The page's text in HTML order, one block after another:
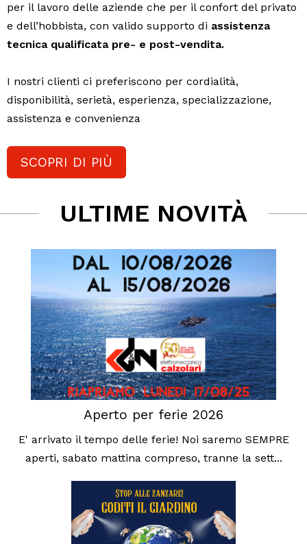
per il lavoro delle aziende che per il confort del privato
e dell’hobbista, con valido supporto di assistenza
tecnica qualificata pre- e post-vendita.
I nostri clienti ci preferiscono per cordialità,
disponibilità, serietà, esperienza, specializzazione,
assistenza e convenienza
SCOPRI DI PIÙ
ULTIME NOVITÀ
Aperto per ferie 2026
E' arrivato il tempo delle ferie! Noi saremo SEMPRE
aperti, sabato mattina compreso, tranne la sett...